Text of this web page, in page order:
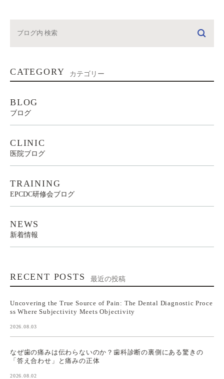
CATEGORY カテゴリー
BLOG
ブログ
CLINIC
医院ブログ
TRAINING
EPCDC研修会ブログ
NEWS
新着情報
RECENT POSTS 最近の投稿
Uncovering the True Source of Pain: The Dental Diagnostic Proce
ss Where Subjectivity Meets Objectivity
2026.08.03
なぜ歯の痛みは伝わらないのか？歯科診断の裏側にある驚きの
「答え合わせ」と痛みの正体
2026.08.02